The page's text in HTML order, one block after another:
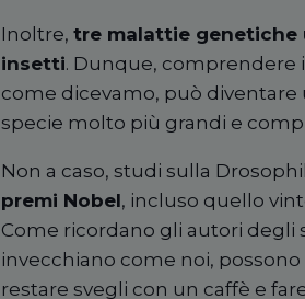
Inoltre, tre malattie genetiche
insetti. Dunque, comprendere
come dicevamo, può
specie molto più grandi e
Non a caso, studi sulla
premi Nobel, incluso quello
Come ricordano gli autori
invecchiano come noi,
restare svegli con un caffè e